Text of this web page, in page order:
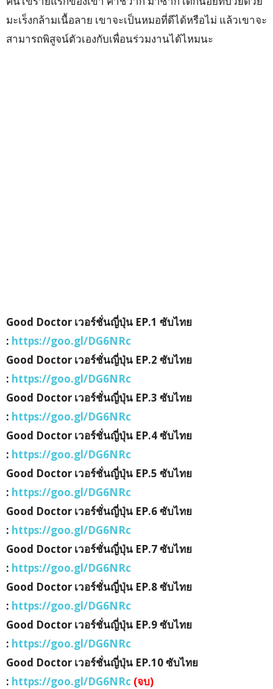
มะเร็งกล้ามเนื้อลาย เขาจะเป็นหมอที่ดีได้หรือไม่ แล้วเขาจะ
สามารถพิสูจน์ตัวเองกับเพื่อนร่วมงานได้ไหมนะ
Good Doctor เวอร์ชั่นญี่ปุ่น EP.1 ซับไทย
: https://goo.gl/DG6NRc
Good Doctor เวอร์ชั่นญี่ปุ่น EP.2 ซับไทย
: https://goo.gl/DG6NRc
Good Doctor เวอร์ชั่นญี่ปุ่น EP.3 ซับไทย
: https://goo.gl/DG6NRc
Good Doctor เวอร์ชั่นญี่ปุ่น EP.4 ซับไทย
: https://goo.gl/DG6NRc
Good Doctor เวอร์ชั่นญี่ปุ่น EP.5 ซับไทย
: https://goo.gl/DG6NRc
Good Doctor เวอร์ชั่นญี่ปุ่น EP.6 ซับไทย
: https://goo.gl/DG6NRc
Good Doctor เวอร์ชั่นญี่ปุ่น EP.7 ซับไทย
: https://goo.gl/DG6NRc
Good Doctor เวอร์ชั่นญี่ปุ่น EP.8 ซับไทย
: https://goo.gl/DG6NRc
Good Doctor เวอร์ชั่นญี่ปุ่น EP.9 ซับไทย
: https://goo.gl/DG6NRc
Good Doctor เวอร์ชั่นญี่ปุ่น EP.10 ซับไทย
: https://goo.gl/DG6NRc (จบ)